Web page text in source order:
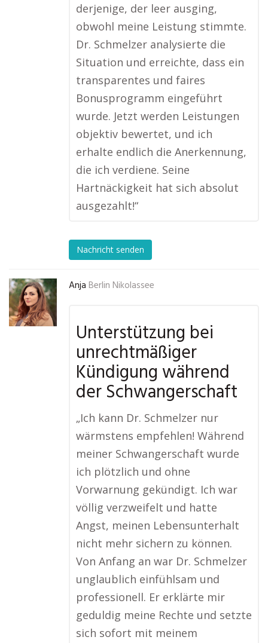
derjenige, der leer ausging,
obwohl meine Leistung stimmte.
Dr. Schmelzer analysierte die
Situation und erreichte, dass ein
transparentes und faires
Bonusprogramm eingeführt
wurde. Jetzt werden Leistungen
objektiv bewertet, und ich
erhalte endlich die Anerkennung,
die ich verdiene. Seine
Hartnäckigkeit hat sich absolut
ausgezahlt!“
Nachricht senden
Anja Berlin Nikolassee
Unterstützung bei
unrechtmäßiger
Kündigung während
der Schwangerschaft
„Ich kann Dr. Schmelzer nur
wärmstens empfehlen! Während
meiner Schwangerschaft wurde
ich plötzlich und ohne
Vorwarnung gekündigt. Ich war
völlig verzweifelt und hatte
Angst, meinen Lebensunterhalt
nicht mehr sichern zu können.
Von Anfang an war Dr. Schmelzer
unglaublich einfühlsam und
professionell. Er erklärte mir
geduldig meine Rechte und setzte
sich sofort mit meinem